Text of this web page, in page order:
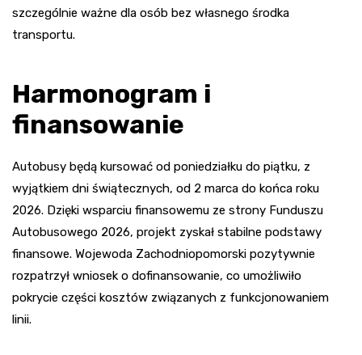
szczególnie ważne dla osób bez własnego środka
transportu.
Harmonogram i
finansowanie
Autobusy będą kursować od poniedziałku do piątku, z
wyjątkiem dni świątecznych, od 2 marca do końca roku
2026. Dzięki wsparciu finansowemu ze strony Funduszu
Autobusowego 2026, projekt zyskał stabilne podstawy
finansowe. Wojewoda Zachodniopomorski pozytywnie
rozpatrzył wniosek o dofinansowanie, co umożliwiło
pokrycie części kosztów związanych z funkcjonowaniem
linii.